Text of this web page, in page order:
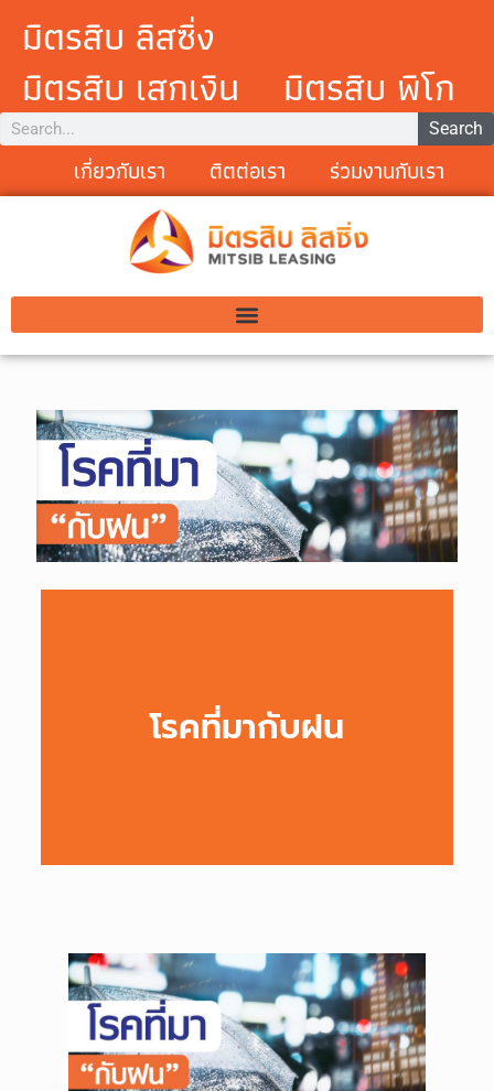
มิตรสิบ ลิสซิ่ง
มิตรสิบ เสกเงิน
มิตรสิบ พิโก
Search
เกี่ยวกับเรา ติตต่อเรา ร่วมงานกับเรา
โรคที่มากับฝน